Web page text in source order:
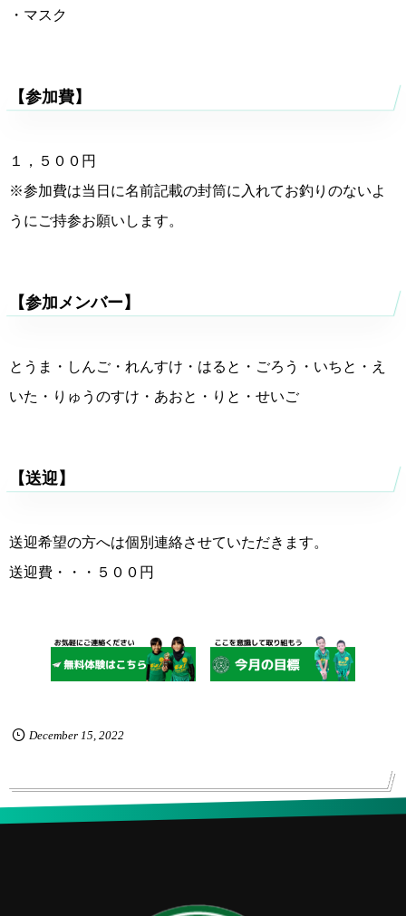
・マスク
【参加費】
１，５００円
※参加費は当日に名前記載の封筒に入れてお釣りのないよ
うにご持参お願いします。
【参加メンバー】
とうま・しんご・れんすけ・はると・ごろう・いちと・え
いた・りゅうのすけ・あおと・りと・せいご
【送迎】
送迎希望の方へは個別連絡させていただきます。
送迎費・・・５００円
December 15 2022